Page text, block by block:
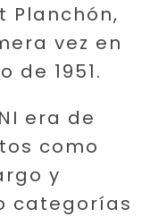
Planchón,
vez en
de 1951.
era de
como
y
categorías